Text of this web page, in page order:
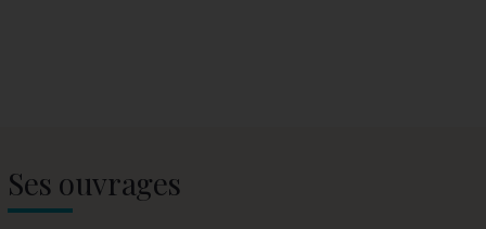
Ses ouvrages